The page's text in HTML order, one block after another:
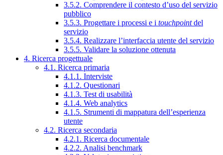
3.5.2. Comprendere il contesto d’uso del servizio
pubblico
3.5.3. Progettare i processi e i touchpointdel
servizio
3.5.4. Realizzare l’interfaccia utente del servizio
3.5.5. Validare la soluzione ottenuta
4. Ricerca progettuale
4.1. Ricerca primaria
4.1.1. Interviste
4.1.2. Questionari
4.1.3. Test di usabilità
4.1.4. Web analytics
4.1.5. Strumenti di mappatura dell’esperienza
utente
4.2. Ricerca secondaria
4.2.1. Ricerca documentale
4.2.2. Analisi benchmark